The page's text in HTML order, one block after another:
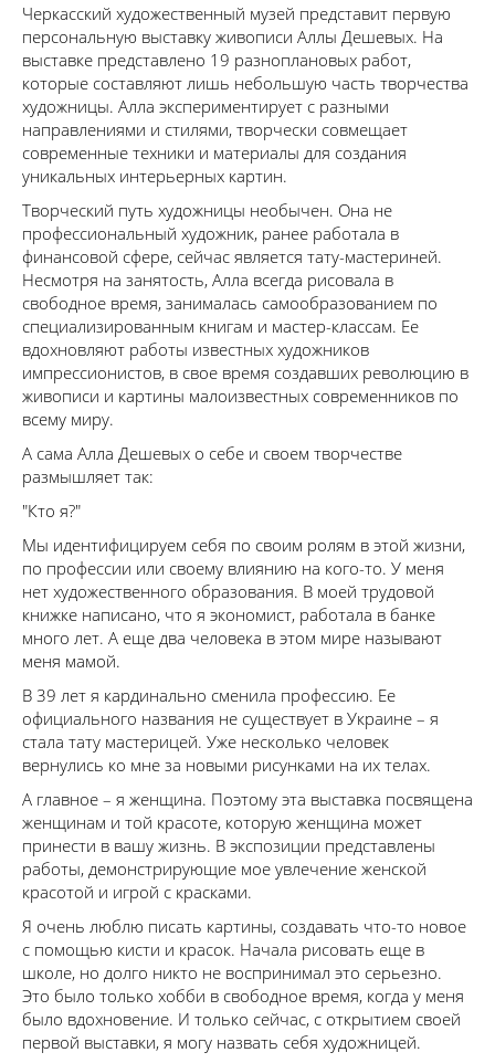
Черкасский художественный музей представит первую
персональную выставку живописи Аллы Дешевых. На
выставке представлено 19 разноплановых работ,
которые составляют лишь небольшую часть творчества
художницы. Алла экспериментирует с разными
направлениями и стилями, творчески совмещает
современные техники и материалы для создания
уникальных интерьерных картин.
Творческий путь художницы необычен. Она не
профессиональный художник, ранее работала в
финансовой сфере, сейчас является тату-мастериней.
Несмотря на занятость, Алла всегда рисовала в
свободное время, занималась самообразованием по
специализированным книгам и мастер-классам. Ее
вдохновляют работы известных художников
импрессионистов, в свое время создавших революцию в
живописи и картины малоизвестных современников по
всему миру.
А сама Алла Дешевых о себе и своем творчестве
размышляет так:
"Кто я?"
Мы идентифицируем себя по своим ролям в этой жизни,
по профессии или своему влиянию на кого-то. У меня
нет художественного образования. В моей трудовой
книжке написано, что я экономист, работала в банке
много лет. А еще два человека в этом мире называют
меня мамой.
В 39 лет я кардинально сменила профессию. Ее
официального названия не существует в Украине – я
стала тату мастерицей. Уже несколько человек
вернулись ко мне за новыми рисунками на их телах.
А главное – я женщина. Поэтому эта выставка посвящена
женщинам и той красоте, которую женщина может
принести в вашу жизнь. В экспозиции представлены
работы, демонстрирующие мое увлечение женской
красотой и игрой с красками.
Я очень люблю писать картины, создавать что-то новое
с помощью кисти и красок. Начала рисовать еще в
школе, но долго никто не воспринимал это серьезно.
Это было только хобби в свободное время, когда у меня
было вдохновение. И только сейчас, с открытием своей
первой выставки, я могу назвать себя художницей.